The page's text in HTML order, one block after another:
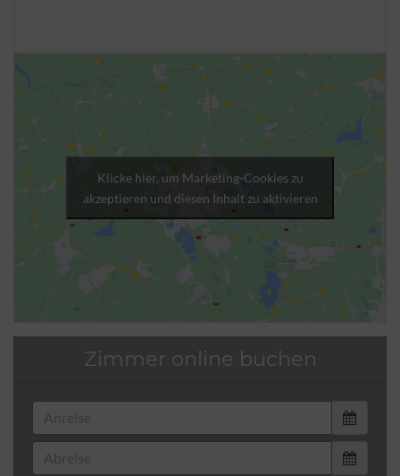
Klicke hier, um Marketing-Cookies zu
akzeptieren und diesen Inhalt zu aktivieren
Zimmer online buchen